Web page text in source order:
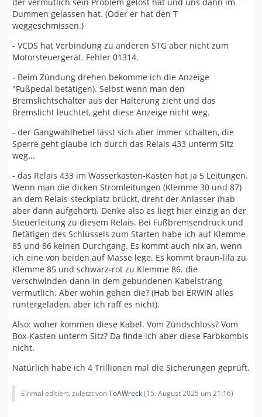
der vermutlich sein Problem gelöst hat und uns dann im
Dummen gelassen hat. (Oder er hat den T
weggeschmissen.)
- VCDS hat Verbindung zu anderen STG aber nicht zum
Motorsteuergerät. Fehler 01314.
- Beim Zündung drehen bekomme ich die Anzeige
"Fußpedal betätigen). Selbst wenn man den
Bremslichtschalter aus der Halterung zieht und das
Bremslicht leuchtet, geht diese Anzeige nicht weg.
- der Gangwahlhebel lässt sich aber immer schalten, die
Sperre geht glaube ich durch das Relais 433 unterm Sitz
weg...
- das Relais 433 im Wasserkasten-Kasten hat ja 5 Leitungen.
Wenn man die dicken Stromleitungen (Klemme 30 und 87)
an dem Relais-steckplatz brückt, dreht der Anlasser (hab
aber dann aufgehört). Denke also es liegt hier einzig an der
Steuerleitung zu diesem Relais. Bei Fußbremsendruck und
Betätigen des Schlüssels zum Starten habe ich auf Klemme
85 und 86 keinen Durchgang. Es kommt auch nix an, wenn
ich eine von beiden auf Masse lege. Es kommt braun-lila zu
Klemme 85 und schwarz-rot zu Klemme 86. die
verschwinden dann in dem gebundenen Kabelstrang
vermutlich. Aber wohin gehen die? (Hab bei ERWIN alles
runtergeladen, aber ich raff es nicht).
Also: woher kommen diese Kabel. Vom Zündschloss? Vom
Box-Kasten unterm Sitz? Da finde ich aber diese Farbkombis
nicht.
Natürlich habe ich 4 Trillionen mal die Sicherungen geprüft.
Einmal editiert, zuletzt vonToAWreck(15. August 2025 um 21:16)